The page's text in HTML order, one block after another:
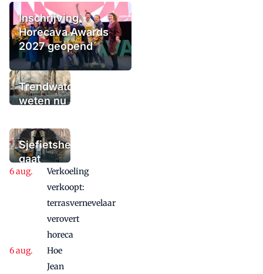
Inschrijving
Horecava Awards
2027 geopend
Trendwatchers
weten nu al wat
moet bieden:
'Iedere dag een
waaaaaanzinnige
aanbieding'
Sjefietshe
gaat
vanwege
succes
maandje
Verkoeling
verkoopt:
terrasvernevelaar
verovert
horeca
Hoe
Jean